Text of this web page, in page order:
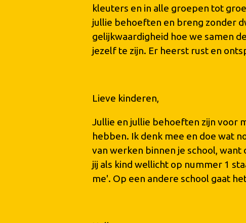
kleuters en in alle groepen tot
jullie behoeften en breng zonder
gelijkwaardigheid hoe we samen
jezelf te zijn. Er heerst rust en
Lieve kinderen,
Jullie en jullie behoeften zijn voor
hebben. Ik denk mee en doe wat
van werken binnen je school, want
jij als kind wellicht op nummer 1
me'. Op een andere school gaat